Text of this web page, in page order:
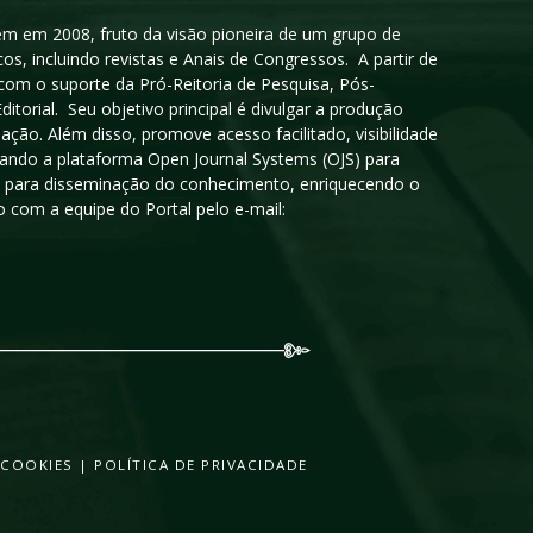
em 2008, fruto da visão pioneira de um grupo de
incluindo revistas e Anais de Congressos. A partir de
o suporte da Pró-Reitoria de Pesquisa, Pós-
Seu objetivo principal é divulgar a produção
Além disso, promove acesso facilitado, visibilidade
a plataforma Open Journal Systems (OJS) para
disseminação do conhecimento, enriquecendo o
a equipe do Portal pelo e-mail:
| POLÍTICA DE PRIVACIDADE